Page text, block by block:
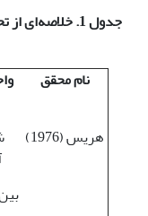
جدول 1.
نام محقق
هریس (1976)